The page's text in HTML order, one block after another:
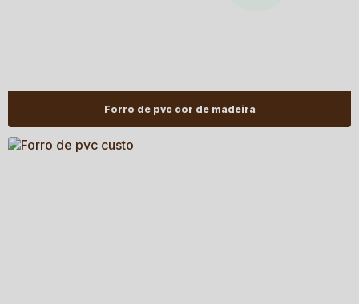
Forro de pvc cor de madeira